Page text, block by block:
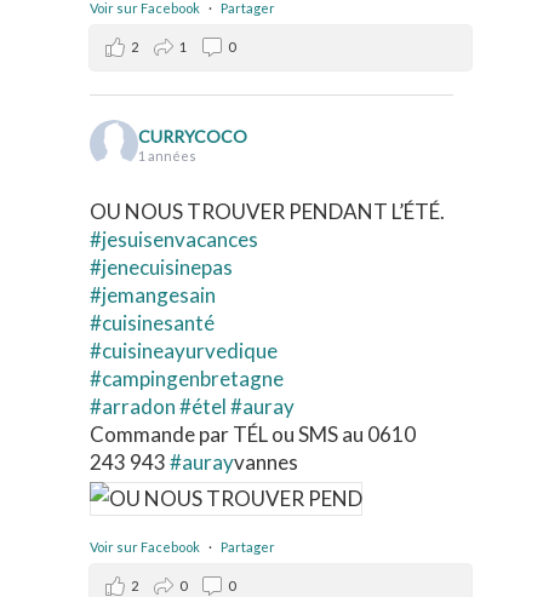
Voir sur Facebook · Partager
2 1 0
CURRYCOCO
1 années
OU NOUS TROUVER PENDANT L’ÉTÉ.
#jesuisenvacances
#jenecuisinepas
#jemangesain
#cuisinesanté
#cuisineayurvedique
#campingenbretagne
#arradon#étel#auray
Commande par TÉL ou SMS au 0610
243 943#aurayvannes
Voir sur Facebook · Partager
2 0 0